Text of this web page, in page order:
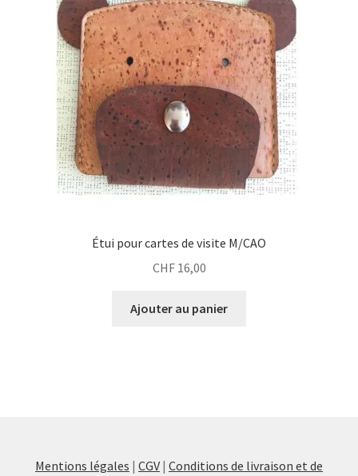
Étui pour cartes de visite M/CAO
CHF16,00
Ajouter au panier
Mentions légales | CGV | Conditions de livraison et de